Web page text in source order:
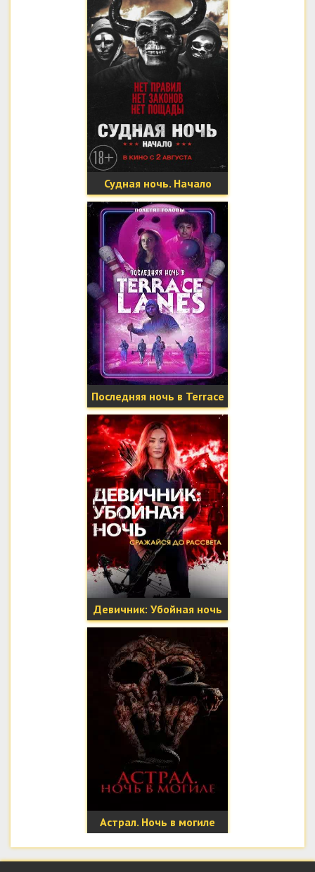
Судная ночь. Начало
Последняя ночь в Terrace
Lanes
Девичник: Убойная ночь
Астрал. Ночь в могиле